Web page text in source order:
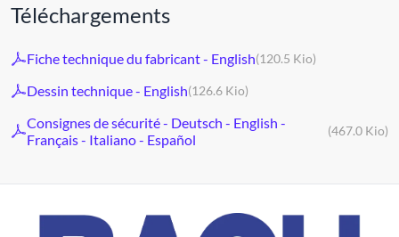
Téléchargements
Fiche technique du fabricant - English(120.5 Kio)
Dessin technique - English(126.6 Kio)
Consignes de sécurité - Deutsch - English -
Français - Italiano - Español
(467.0 Kio)